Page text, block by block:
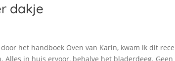
dakje
het handboek Oven van Karin, kwam ik dit
in huis ervoor, behalve het bladerdeeg. Geen